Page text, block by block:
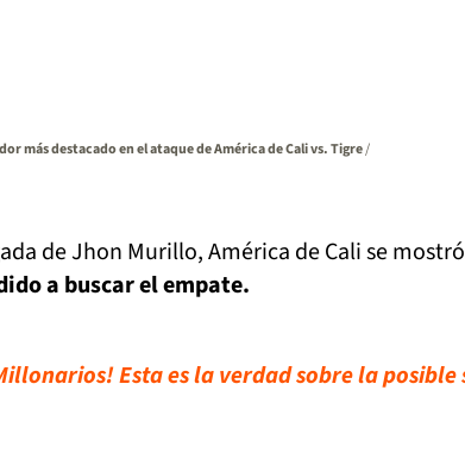
más destacado en el ataque de América de Cali vs. Tigre/
de Jhon Murillo, América de Cali se mostró
a buscar el empate.
Esta es la verdad sobre la